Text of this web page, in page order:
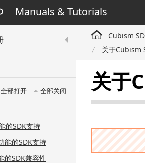
Manuals & Tutorials
全部打开 全部关闭
的SDK支持
能的SDK支持
的SDK兼容性
Cubism
关于Cubism
关于